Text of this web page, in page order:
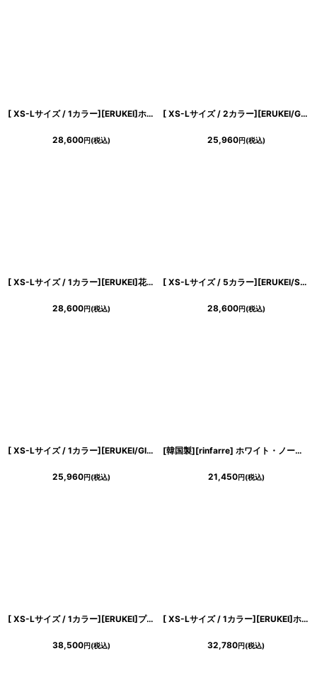
[ XS-Lサイズ / 1カラー][ERUKEI]ホワイト×ピンク・花柄・ノースリーブ・Aライン・ミディアムドレス・ワンピース[黒木麗奈着用][送料無料]
28,600円(税込)
[ XS-Lサイズ / 2カラー][ERUKEI/GINZA COUTURE]ノースリーブ・ツイード・リボン・ビジューボタン・ポケット・金糸・タイト・ミディアムドレス・ワンピース[送料無料]
25,960円(税込)
[ XS-Lサイズ / 1カラー][ERUKEI]花柄・ベルト・ノースリーブ・Aライン・ミディアムドレス・ワンピース[黒木麗奈着用][送料無料]
28,600円(税込)
[ XS-Lサイズ / 5カラー][ERUKEI/SETTAN]花柄・ラメ・ノースリーブ・フレア・Aライン・ロングドレス[送料無料]
28,600円(税込)
[ XS-Lサイズ / 1カラー][ERUKEI/GINZA COUTURE]ジャガード・シンプル・スクエアネック・ノースリーブ・膝丈・フレア・Aライン・ミディアムドレス・ワンピース[送料無料]
25,960円(税込)
[韓国製][rinfarre] ホワイト・ノースリーブ・チェック柄 ・異素材・マーメイド・タイト・ミディアムドレス・ワンピース[薗田杏奈着用][送料無料]
21,450円(税込)
[ XS-Lサイズ / 1カラー][ERUKEI]プリント・切替・Vネック・リボンベルト・フレア・Aライン・ロングドレス[薗田杏奈着用][送料無料]
38,500円(税込)
[ XS-Lサイズ / 1カラー][ERUKEI]ホワイト・総レース・ハイネック・ノースリーブ・マーメイド・ロングドレス[薗田杏奈着用][送料無料]
32,780円(税込)